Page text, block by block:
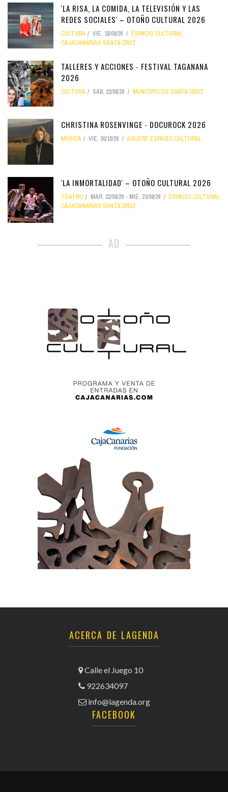
'LA RISA, LA COMIDA, LA TELEVISIÓN Y LAS
REDES SOCIALES' – OTOÑO CULTURAL 2026
CULTURA VIE, 18/09/26
ESPACIO CULTURAL
CAJACANARIAS SANTA CRUZ
TALLERES Y ACCIONES - FESTIVAL TAGANANA
2026
CULTURA SÁB, 22/08/26 MUNICIPIO DE SANTA CRUZ
CHRISTINA ROSENVINGE - DOCUROCK 2026
MÚSICA VIE, 30/10/26 AGUERE ESPACIO CULTURAL
'LA INMORTALIDAD' – OTOÑO CULTURAL 2026
TEATRO MAR, 22/09/26 - MIÉ, 23/09/26
ESPACIO CULTURAL
CAJACANARIAS SANTA CRUZ
AD
ACERCA DE LAGENDA
Calle el Juego 10
922634097
info@lagenda.org
FACEBOOK